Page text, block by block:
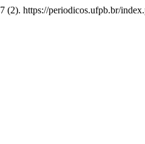
7 (2). https://periodicos.ufpb.br/